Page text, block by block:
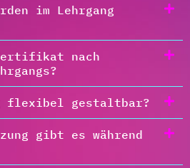
im Lehrgang
nach
flexibel gestaltbar?
gibt es während